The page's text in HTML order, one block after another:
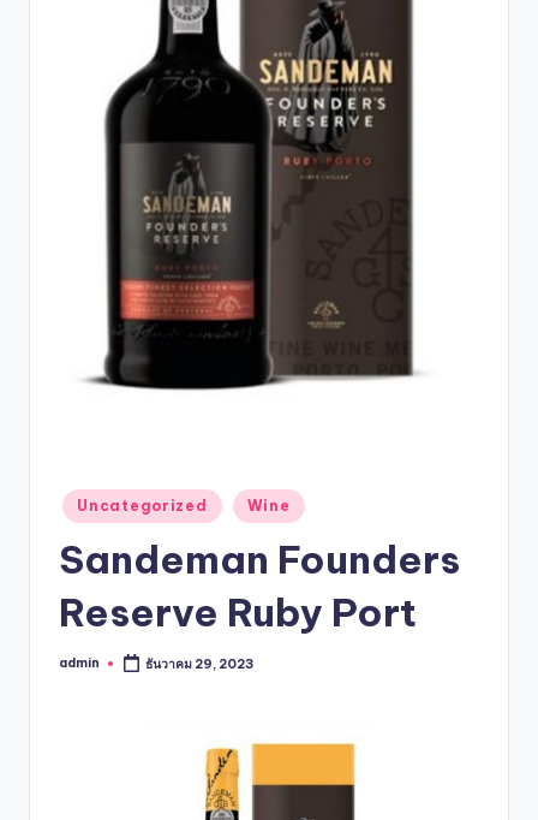
Uncategorized Wine
Sandeman Founders
Reserve Ruby Port
admin ธันวาคม 29, 2023